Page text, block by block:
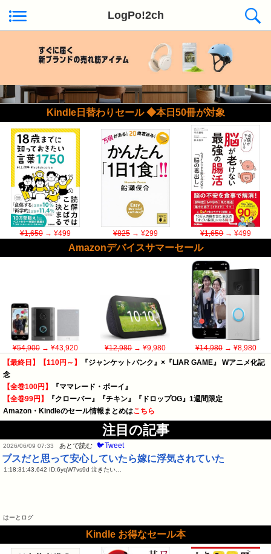
LogPo!2ch
Kindle日替わりセール ◆本日50冊が対象
¥1,650→ ¥499 ¥825→ ¥299 ¥1,650→ ¥499
Amazonデバイスサマーセール
¥54,900→ ¥43,920 ¥12,980→ ¥9,980 ¥14,980→ ¥8,980
【最終日】【110円～】
『ジャンケットバンク』×『LIAR GAME』 Wアニメ化記
念
【全巻100円】
『ママレード・ボーイ』
【全巻99円】
『クローバー』『チキン』『ドロップOG』1週間限定
Amazon・Kindleのセール情報まとめはこちら
注目の記事
2026/06/09 07:33 あとで読む 🐦Tweet
ブスだと思って安心していたら嫁に浮気されていた
1:18:31:43.642 ID:6yqW7vs9d 泣きたい…
はーとログ
Kindle お得なセール本